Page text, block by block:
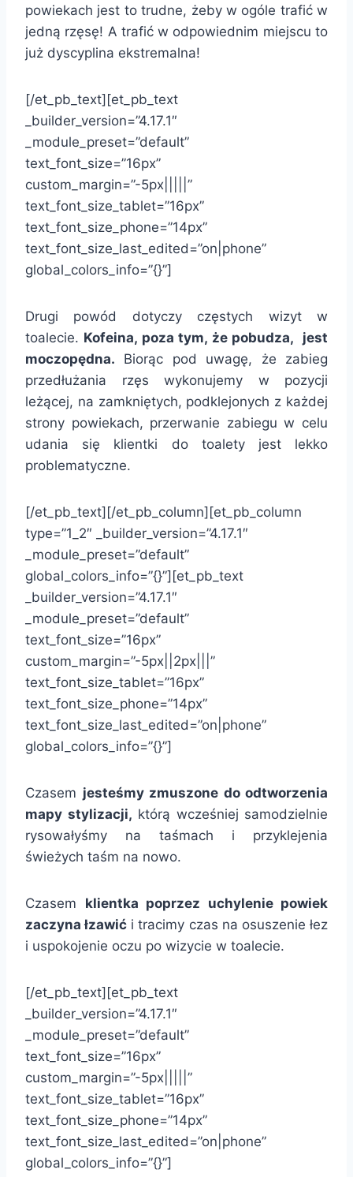
powiekach jest to trudne, żeby w ogóle trafić w
jedną rzęsę! A trafić w odpowiednim miejscu to
już dyscyplina ekstremalna!
[/et_pb_text][et_pb_text
_builder_version=”4.17.1″
_module_preset=”default”
text_font_size=”16px”
custom_margin=”-5px|||||”
text_font_size_tablet=”16px”
text_font_size_phone=”14px”
text_font_size_last_edited=”on|phone”
global_colors_info=”{}”]
Drugi powód dotyczy częstych wizyt w
toalecie. Kofeina, poza tym, że pobudza,
jest
moczopędna. Biorąc pod uwagę, że zabieg
przedłużania rzęs wykonujemy w pozycji
leżącej, na zamkniętych, podklejonych z każdej
strony powiekach, przerwanie zabiegu w celu
udania się klientki do toalety jest lekko
problematyczne.
[/et_pb_text][/et_pb_column][et_pb_column
type=”1_2″ _builder_version=”4.17.1″
_module_preset=”default”
global_colors_info=”{}”][et_pb_text
_builder_version=”4.17.1″
_module_preset=”default”
text_font_size=”16px”
custom_margin=”-5px||2px|||”
text_font_size_tablet=”16px”
text_font_size_phone=”14px”
text_font_size_last_edited=”on|phone”
global_colors_info=”{}”]
Czasem jesteśmy zmuszone do odtworzenia
mapy stylizacji, którą wcześniej samodzielnie
rysowałyśmy na taśmach i przyklejenia
świeżych taśm na nowo.
Czasem klientka poprzez uchylenie powiek
zaczyna łzawić i tracimy czas na osuszenie łez
i uspokojenie oczu po wizycie w toalecie.
[/et_pb_text][et_pb_text
_builder_version=”4.17.1″
_module_preset=”default”
text_font_size=”16px”
custom_margin=”-5px|||||”
text_font_size_tablet=”16px”
text_font_size_phone=”14px”
text_font_size_last_edited=”on|phone”
global_colors_info=”{}”]